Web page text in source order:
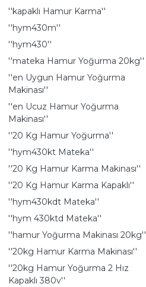
''kapaklı Hamur Karma''
''hym430m''
''hym430''
''mateka Hamur Yoğurma 20kg''
''en Uygun Hamur Yoğurma
Makinası''
''en Ucuz Hamur Yoğurma
Makinası''
''20 Kg Hamur Yoğurma''
''hym430kt Mateka''
''20 Kg Hamur Karma Makinası''
''20 Kg Hamur Karma Kapaklı''
''hym430kdt Mateka''
''hym 430ktd Mateka''
''hamur Yoğurma Makinası 20kg''
''20kg Hamur Karma Makinası''
''20kg Hamur Yoğurma 2 Hız
Kapaklı 380v''